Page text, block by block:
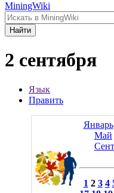
MiningWiki
Найти
2 сентября
Язык
Править
Январь
Май
1 2 3 4